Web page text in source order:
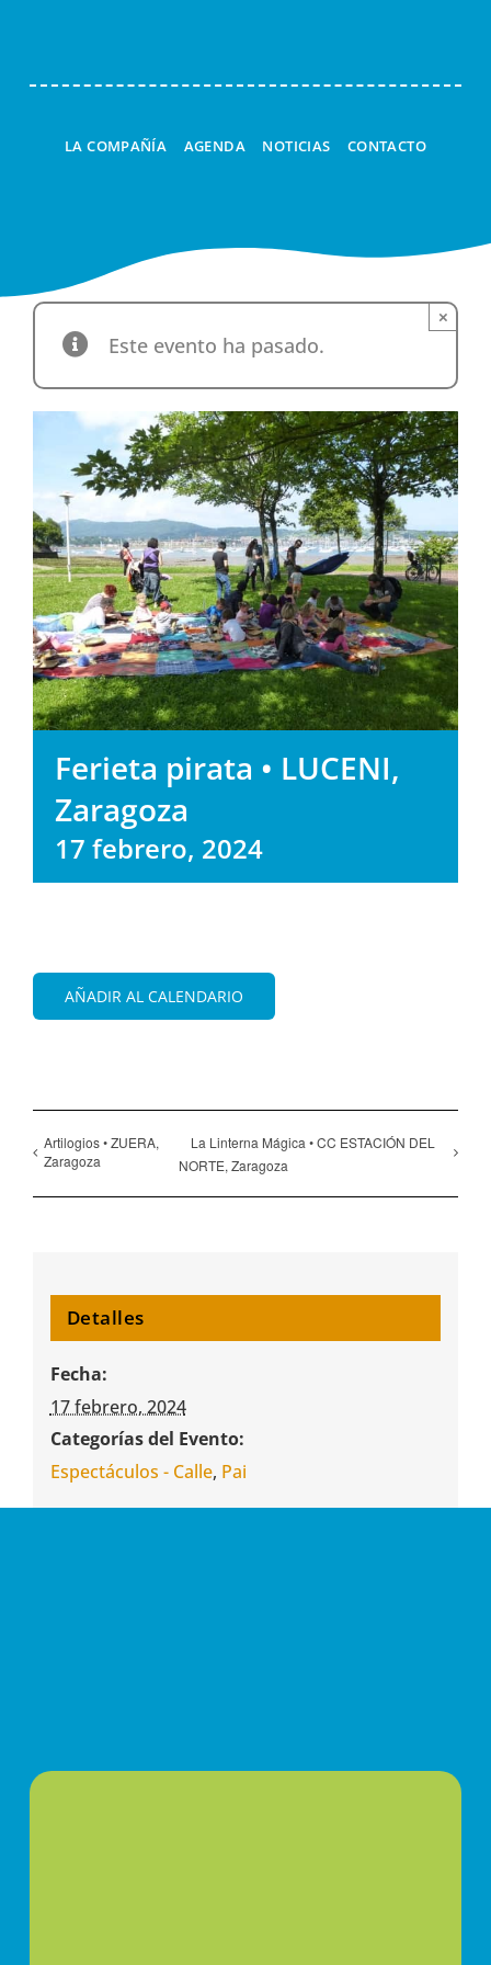
LA COMPAÑÍA AGENDA NOTICIAS CONTACTO
Este evento ha pasado.
×
Ferieta pirata • LUCENI,
Zaragoza
17 febrero, 2024
AÑADIR AL CALENDARIO
Artilogios • ZUERA,
Zaragoza
La Linterna Mágica • CC ESTACIÓN DEL
NORTE, Zaragoza
Detalles
Fecha:
17 febrero, 2024
Categorías del Evento:
Espectáculos - Calle, Pai